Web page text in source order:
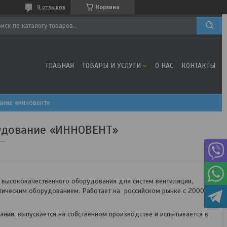
Корзина
9 отзывов
ГЛАВНАЯ ТОВАРЫ И УСЛУГИ О НАС КОНТАКТЫ
«инновент»
«ИННОВЕНТ»
оборудования для систем вентиляции,
оборудованием. Работает на российском рынке с 2000
выпускается на собственном производстве и испытывается в